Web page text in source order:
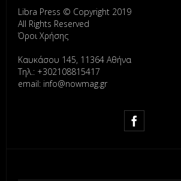
Libra Press © Copyright 2019
All Rights Reserved
Όροι Χρήσης
Καυκάσου 145, 11364 Αθήνα
Τηλ.: +302108815417
email: info@nowmag.gr